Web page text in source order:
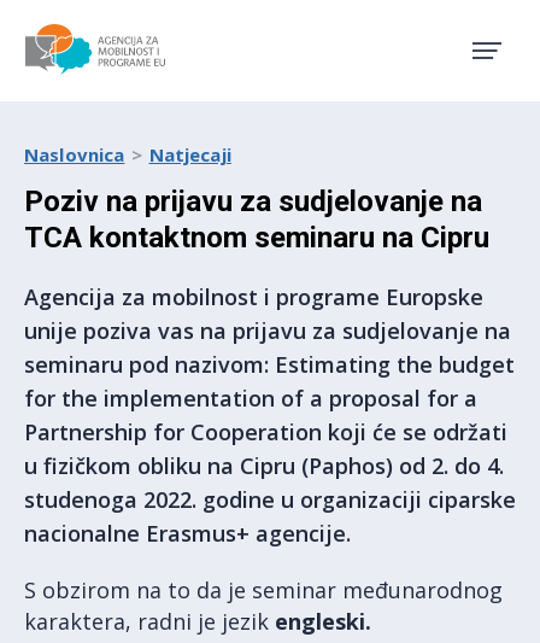
Naslovnica Natjecaji
Poziv na prijavu za sudjelovanje na
TCA kontaktnom seminaru na Cipru
Agencija za mobilnost i programe Europske
unije poziva vas na prijavu za sudjelovanje na
seminaru pod nazivom: Estimating the budget
for the implementation of a proposal for a
Partnership for Cooperation koji će se održati
u fizičkom obliku na Cipru (Paphos) od 2. do 4.
studenoga 2022. godine u organizaciji ciparske
nacionalne Erasmus+ agencije.
S obzirom na to da je seminar međunarodnog
karaktera, radni je jezik engleski.